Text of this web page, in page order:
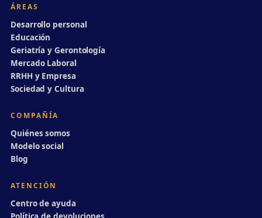
ÁREAS
Desarrollo personal
Educación
Geriatría y Gerontología
Mercado Laboral
RRHH y Empresa
Sociedad y Cultura
COMPAÑÍA
Quiénes somos
Modelo social
Blog
ATENCIÓN
Centro de ayuda